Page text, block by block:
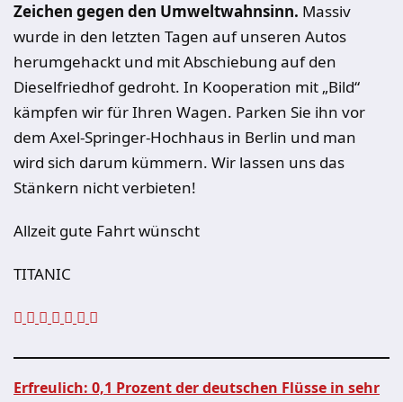
Zeichen gegen den Umweltwahnsinn. Massiv
wurde in den letzten Tagen auf unseren Autos
herumgehackt und mit Abschiebung auf den
Dieselfriedhof gedroht. In Kooperation mit „Bild“
kämpfen wir für Ihren Wagen. Parken Sie ihn vor
dem Axel-Springer-Hochhaus in Berlin und man
wird sich darum kümmern. Wir lassen uns das
Stänkern nicht verbieten!
Allzeit gute Fahrt wünscht
TITANIC
Erfreulich: 0,1 Prozent der deutschen Flüsse in sehr